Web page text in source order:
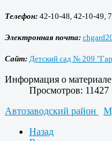
Телефон: 42-10-48, 42-10-49,
Электронная почта:
Сайт: Детский сад № 209
Информация о материале
Просмотров: 11427
Автозаводский район
Назад